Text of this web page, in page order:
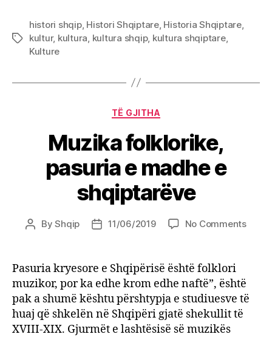
Tags
histori shqip, Histori Shqiptare, Historia Shqiptare,
kultur, kultura kultura shqip, kultura shqiptare,
Kulture
Categories
TË GJITHA
Muzika folklorike,
pasuria e madhe e
shqiptarëve
PostByShqip
Post11/06/2019 No Commentson
e
Pasuria kryesore e Shqipërisë është folklori
muzikor, por ka edhe krom edhe naftë”, është
pak a shumë kështu përshtypja e studiuesve të
huaj që shkelën në Shqipëri gjatë shekullit të
XVIII-XIX. Gjurmët e lashtësisë së muzikës